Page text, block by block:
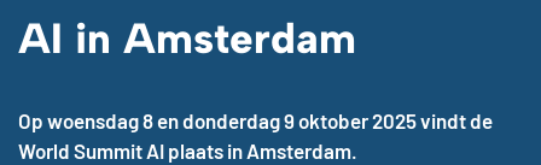
AI in Amsterdam
Op woensdag 8 en donderdag 9 oktober 2025 vindt de
World Summit AI plaats in Amsterdam.